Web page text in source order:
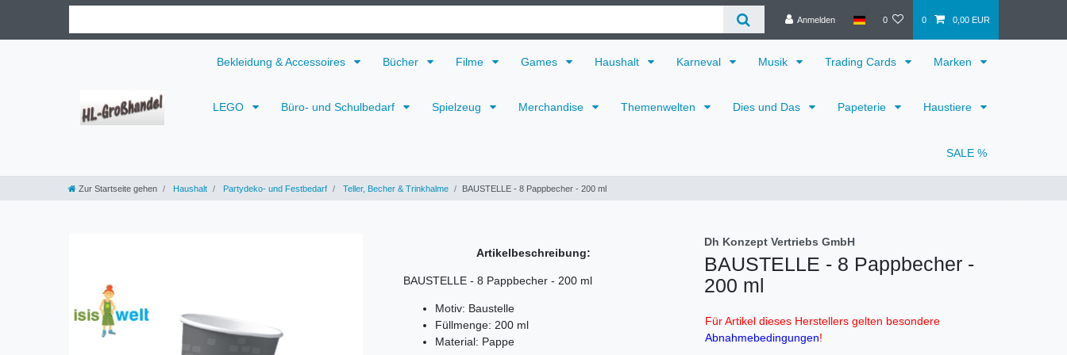
Anmelden 0 0 0,00 EUR
Bekleidung & Accessoires Bücher Filme Games Haushalt Karneval Musik Trading Cards Marken
LEGO Büro- und Schulbedarf Spielzeug Merchandise Themenwelten Dies und Das Papeterie Haustiere
SALE %
Zur Startseite gehen Haushalt Partydeko- und Festbedarf Teller, Becher & Trinkhalme BAUSTELLE - 8 Pappbecher - 200 ml
Artikelbeschreibung:
BAUSTELLE - 8 Pappbecher - 200 ml
Motiv: Baustelle
Füllmenge: 200 ml
Material: Pappe
Dh Konzept Vertriebs GmbH
BAUSTELLE - 8 Pappbecher -
200 ml
Für Artikel dieses Herstellers gelten besondere
Abnahmebedingungen!